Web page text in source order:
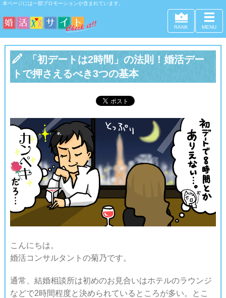
本ページには一部プロモーションが含まれています。
RANK MENU

「初デートは2時間」の法則！婚活デー
トで押さえるべき3つの基本
こんにちは。
婚活コンサルタントの菊乃です。
通常、結婚相談所は初めのお見合いはホテルのラウンジ
などで2時間程度と決められているところが多い。とこ